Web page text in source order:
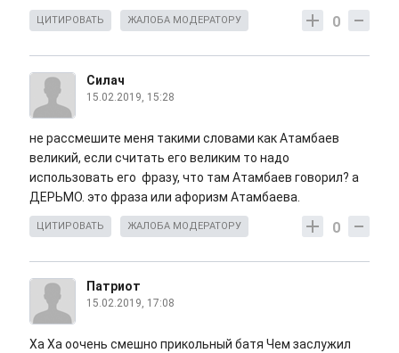
0
ЦИТИРОВАТЬ ЖАЛОБА МОДЕРАТОРУ
Силач
15.02.2019, 15:28
не рассмешите меня такими словами как Атамбаев
великий, если считать его великим то надо
использовать его фразу, что там Атамбаев говорил? а
ДЕРЬМО. это фраза или афоризм Атамбаева.
0
ЦИТИРОВАТЬ ЖАЛОБА МОДЕРАТОРУ
Патриот
15.02.2019, 17:08
Ха Ха оочень смешно прикольный батя Чем заслужил